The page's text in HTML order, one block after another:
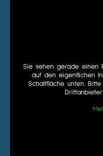
Sie sehen gerade einen
auf den eigentlichen
Schaltfläche unten.